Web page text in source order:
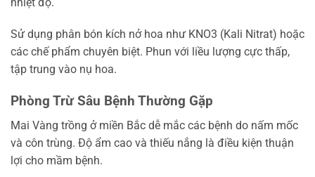
Sử dụng phân bón kích nở hoa như KNO3 (Kali Nitrat) hoặc
các chế phẩm chuyên biệt. Phun với liều lượng cực thấp,
tập trung vào nụ hoa.
Phòng Trừ Sâu Bệnh Thường Gặp
Mai Vàng trồng ở miền Bắc dễ mắc các bệnh do nấm mốc
và côn trùng. Độ ẩm cao và thiếu nắng là điều kiện thuận
lợi cho mầm bệnh.